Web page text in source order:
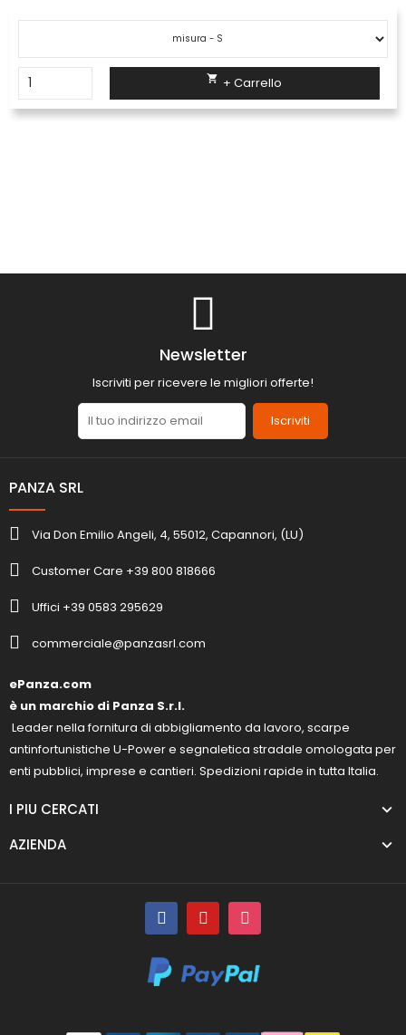
 + Carrello
Newsletter
Iscriviti per ricevere le migliori offerte!
Iscriviti
PANZA SRL
Via Don Emilio Angeli, 4, 55012, Capannori, (LU)
Customer Care +39 800 818666
Uffici +39 0583 295629
commerciale@panzasrl.com
ePanza.com
è un marchio di Panza S.r.l.
Leader nella fornitura di abbigliamento da lavoro, scarpe
antinfortunistiche U-Power e segnaletica stradale omologata per
enti pubblici, imprese e cantieri. Spedizioni rapide in tutta Italia.
I PIU CERCATI
AZIENDA